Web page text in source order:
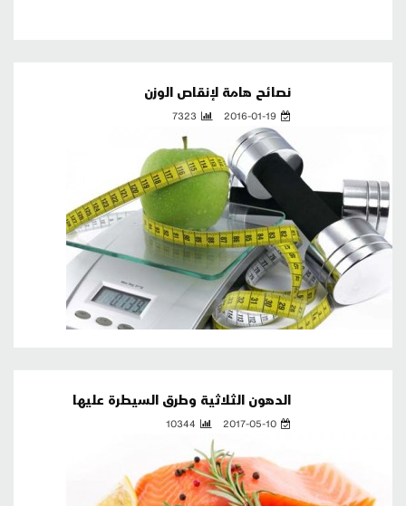
نصائح هامة لإنقاص الوزن
2016-01-19
7323
الدهون الثلاثية وطرق السيطرة عليها
2017-05-10
10344